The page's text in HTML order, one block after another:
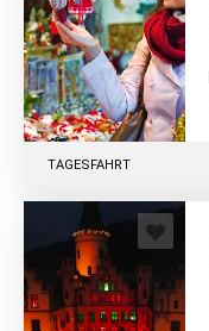
TAGESFAHRT